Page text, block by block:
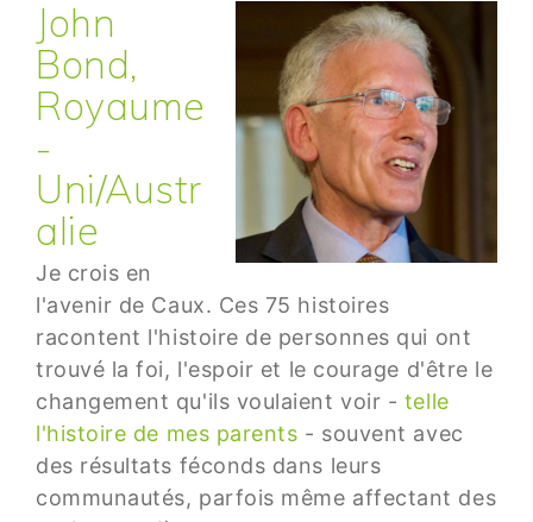
John
Bond,
Royaume
-
Uni/Austr
alie
Je crois en
l'avenir de Caux. Ces 75 histoires
racontent l'histoire de personnes qui ont
trouvé la foi, l'espoir et le courage d'être le
changement qu'ils voulaient voir - telle
l'histoire de mes parents - souvent avec
des résultats féconds dans leurs
communautés, parfois même affectant des